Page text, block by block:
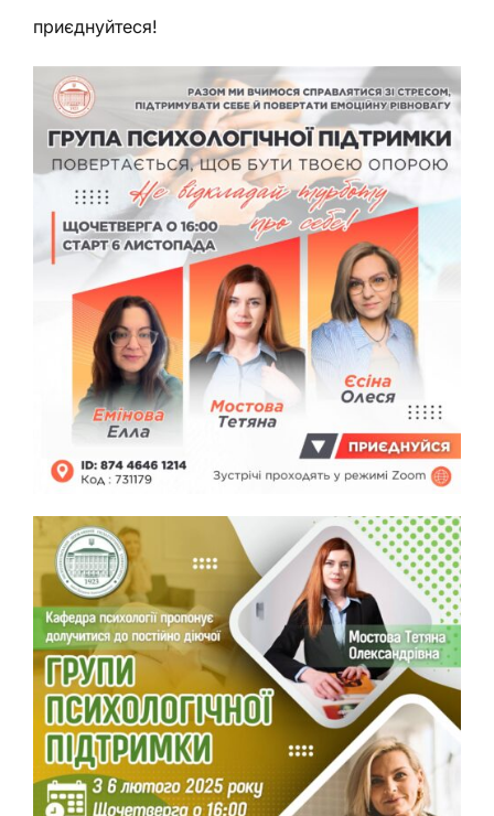
приєднуйтеся!